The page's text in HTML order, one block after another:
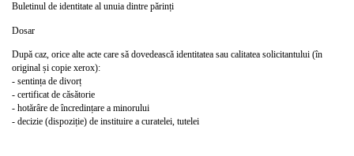
Buletinul de identitate al unuia dintre părinți
Dosar
După caz, orice alte acte care să dovedească identitatea sau calitatea solicitantului (în
original și copie xerox):
- sentința de divorț
- certificat de căsătorie
- hotărâre de încredințare a minorului
- decizie (dispoziție) de instituire a curatelei, tutelei